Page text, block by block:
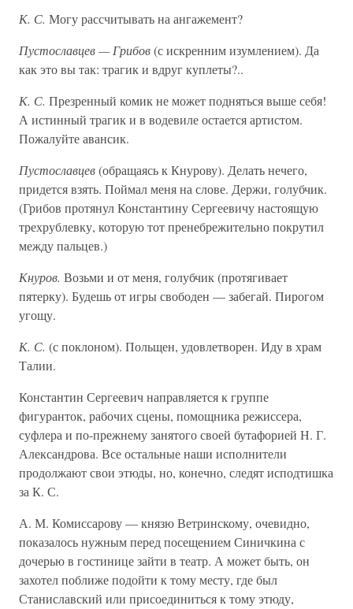
К. С. Могу рассчитывать на ангажемент?
Пустославцев — Грибов(с искренним изумлением). Да
как это вы так: трагик и вдруг куплеты?..
К. С. Презренный комик не может подняться выше себя!
А истинный трагик и в водевиле остается артистом.
Пожалуйте авансик.
Пустославцев(обращаясь к Кнурову). Делать нечего,
придется взять. Поймал меня на слове. Держи, голубчик.
(Грибов протянул Константину Сергеевичу настоящую
трехрублевку, которую тот пренебрежительно покрутил
между пальцев.)
Кнуров. Возьми и от меня, голубчик (протягивает
пятерку). Будешь от игры свободен — забегай. Пирогом
угощу.
К. С. (с поклоном). Польщен, удовлетворен. Иду в храм
Талии.
Константин Сергеевич направляется к группе
фигуранток, рабочих сцены, помощника режиссера,
суфлера и по-прежнему занятого своей бутафорией Н. Г.
Александрова. Все остальные наши исполнители
продолжают свои этюды, но, конечно, следят исподтишка
за К. С.
А. М. Комиссарову — князю Ветринскому, очевидно,
показалось нужным перед посещением Синичкина с
дочерью в гостинице зайти в театр. А может быть, он
захотел поближе подойти к тому месту, где был
Станиславский или присоединиться к тому этюду,